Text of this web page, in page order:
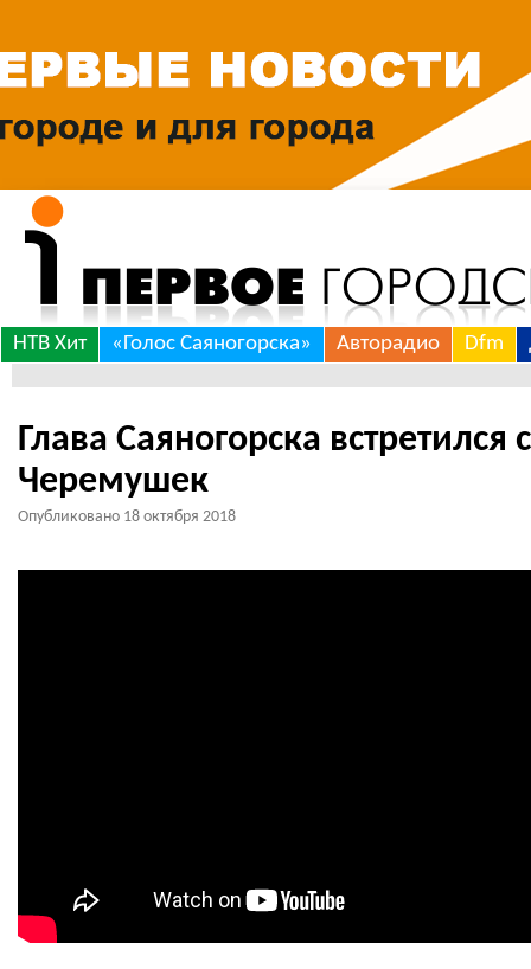
Skip
НТВ Хит «Голос Саяногорска» Авторадио Dfm
Глава Саяногорска
Черемушек
Опубликовано 18 октября 2018